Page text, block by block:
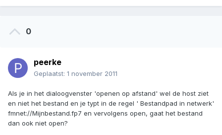
0
peerke
Geplaatst: 1 november 2011
Als je in het dialoogvenster 'openen op afstand' wel de host ziet
en niet het bestand en je typt in de regel ' Bestandpad in netwerk'
fmnet://Mijnbestand.fp7 en vervolgens open, gaat het bestand
dan ook niet open?